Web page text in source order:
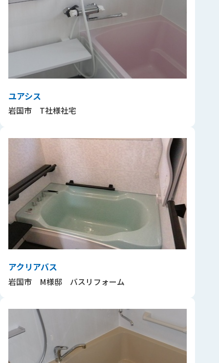
ユアシス
岩国市 T社様社宅
アクリアバス
岩国市 M様邸 バスリフォーム